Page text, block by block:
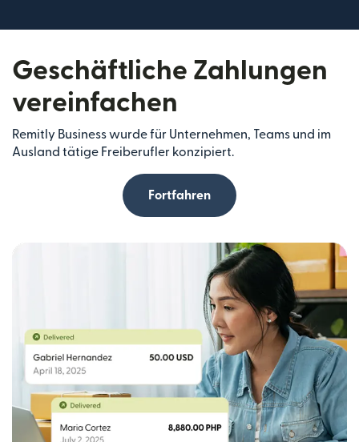
Geschäftliche Zahlungen
vereinfachen
Remitly Business wurde für Unternehmen, Teams und im
Ausland tätige Freiberufler konzipiert.
Fortfahren